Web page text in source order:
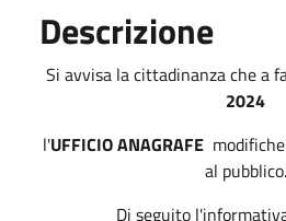
Descrizione
Si avvisa la cittadinanza che a
2024
l'UFFICIO ANAGRAFE
al pubblico.
Di seguito